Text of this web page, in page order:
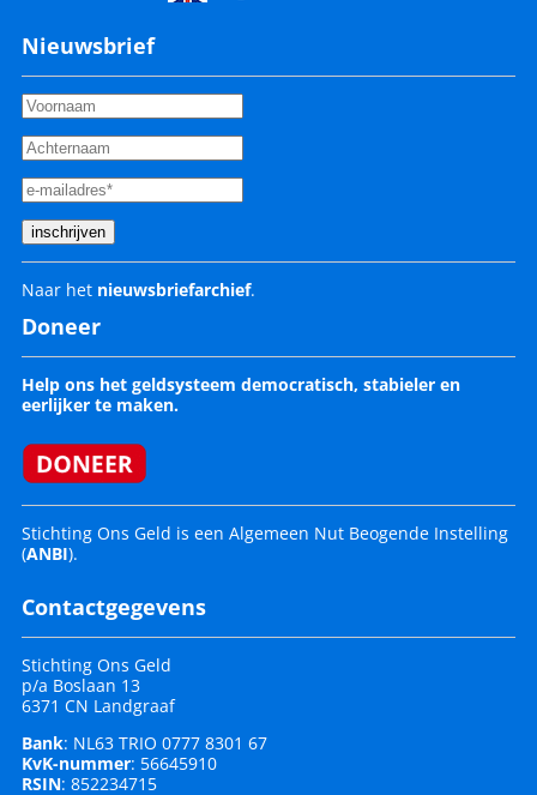
Nieuwsbrief
Naar het nieuwsbriefarchief.
Doneer
Help ons het geldsysteem democratisch, stabieler en
eerlijker te maken.
Stichting Ons Geld is een Algemeen Nut Beogende Instelling
(ANBI).
Contactgegevens
Stichting Ons Geld
p/a Boslaan 13
6371 CN Landgraaf
Bank: NL63 TRIO 0777 8301 67
KvK-nummer: 56645910
RSIN: 852234715